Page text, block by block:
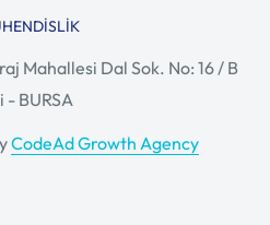
Mahallesi Dal Sok. No: 16 / B
BURSA
CodeAd Growth Agency